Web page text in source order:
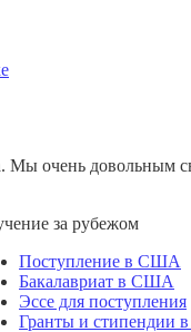
Мы очень довольным
за рубежом
Поступление в США
Бакалавриат в США
Эссе для поступления
Гранты и стипендии